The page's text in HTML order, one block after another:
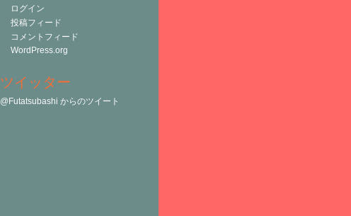
ログイン
投稿フィード
コメントフィード
WordPress.org
ツイッター
@Futatsubashi からのツイート